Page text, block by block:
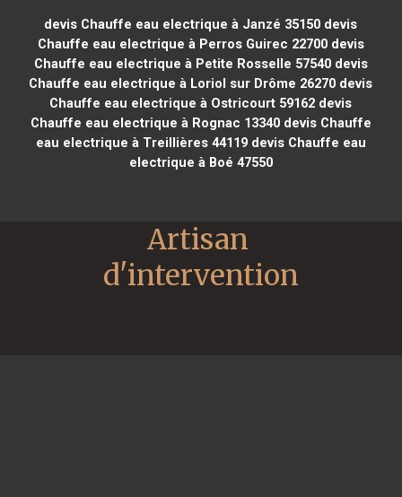
devis Chauffe eau electrique à Janzé 35150 devis
Chauffe eau electrique à Perros Guirec 22700devis
Chauffe eau electrique à Petite Rosselle 57540devis
Chauffe eau electrique à Loriol sur Drôme 26270 devis
Chauffe eau electrique à Ostricourt 59162 devis
Chauffe eau electrique à Rognac 13340devis Chauffe
eau electrique à Treillières 44119devis Chauffe eau
electrique à Boé 47550
Artisan
d'intervention